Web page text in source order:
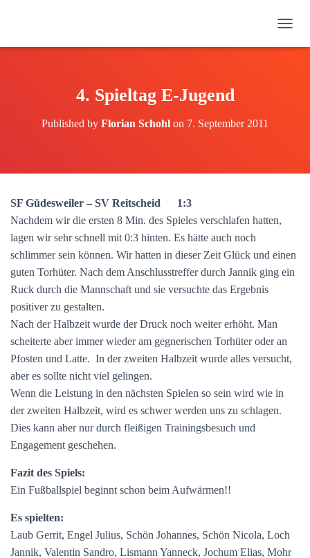
A
T
E
4. Spieltag E-Jugend
Published by Florian Schohl on 7. September 2011
SF Güdesweiler – SV Reitscheid 1:3
Nachdem wir die ersten 8 Min. des Spieles verschlafen hatten,
lagen wir sehr schnell mit 0:3 hinten. Es hätte auch noch
schlimmer sein können. Wir hatten in dieser Zeit Glück und einen
guten Torhüter. Nach dem Anschlusstreffer durch Jannik ging ein
Ruck durch die Mannschaft und sie versuchte das Ergebnis
positiver zu gestalten.
Nach der Halbzeit wurde der Druck noch weiter erhöht. Man
scheiterte aber immer wieder am gegnerischen Torhüter oder an
Pfosten und Latte. In der zweiten Halbzeit wurde alles versucht,
aber es sollte nicht viel gelingen.
Wenn die Leistung in den nächsten Spielen so sein wird wie in
der zweiten Halbzeit, wird es schwer werden uns zu schlagen.
Dies kann aber nur durch fleißigen Trainingsbesuch und
Engagement geschehen.
Fazit des Spiels:
Ein Fußballspiel beginnt schon beim Aufwärmen!!
Es spielten:
Laub Gerrit, Engel Julius, Schön Johannes, Schön Nicola, Loch
Jannik, Valentin Sandro, Lismann Yanneck, Jochum Elias, Mohr